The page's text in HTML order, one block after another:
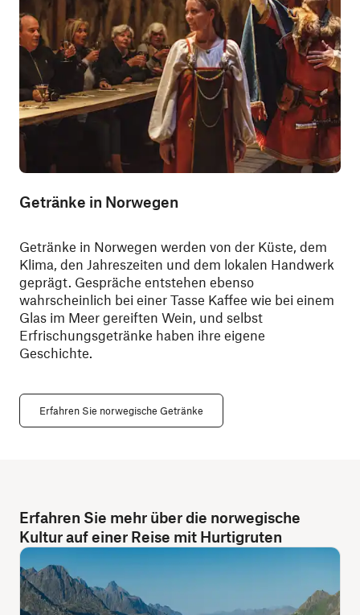
Getränke in Norwegen
Getränke in Norwegen werden von der Küste, dem
Klima, den Jahreszeiten und dem lokalen Handwerk
geprägt. Gespräche entstehen ebenso
wahrscheinlich bei einer Tasse Kaffee wie bei einem
Glas im Meer gereiften Wein, und selbst
Erfrischungsgetränke haben ihre eigene
Geschichte.
Erfahren Sie norwegische Getränke
Erfahren Sie mehr über die norwegische
Kultur auf einer Reise mit Hurtigruten